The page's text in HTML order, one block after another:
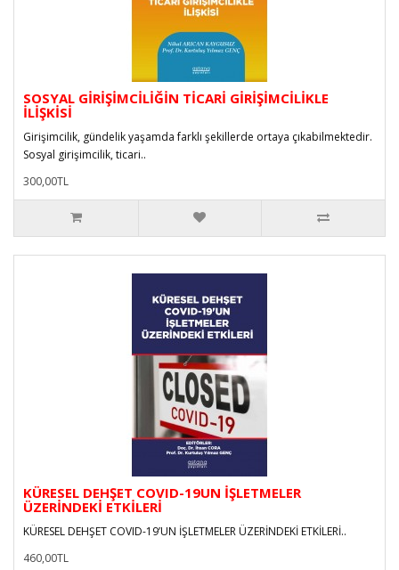
SOSYAL GİRİŞİMCİLİĞİN TİCARİ GİRİŞİMCİLİKLE
İLİŞKİSİ
Girişimcilik, gündelik yaşamda farklı şekillerde ortaya çıkabilmektedir.
Sosyal girişimcilik, ticari..
300,00TL
KÜRESEL DEHŞET COVID-19UN İŞLETMELER
ÜZERİNDEKİ ETKİLERİ
KÜRESEL DEHŞET COVID-19’UN İŞLETMELER ÜZERİNDEKİ ETKİLERİ..
460,00TL